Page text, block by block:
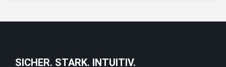
SICHER. STARK. INTUITIV.